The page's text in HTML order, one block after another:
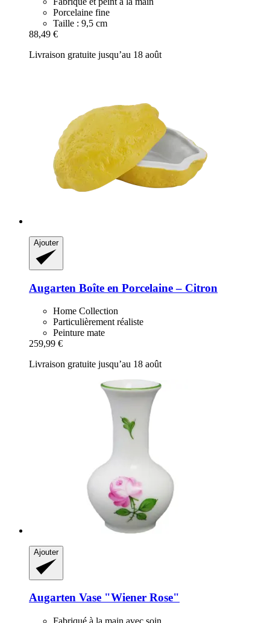
Porcelaine fine
Taille : 9,5 cm
88,49 €
Livraison gratuite jusqu’au 18 août
Ajouter
Augarten Boîte en Porcelaine – Citron
Home Collection
Particulièrement réaliste
Peinture mate
259,99 €
Livraison gratuite jusqu’au 18 août
Ajouter
Augarten Vase "Wiener Rose"
Fabriqué à la main avec soin